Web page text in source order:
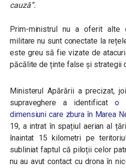
cauză”.
Prim-ministrul nu a oferit alte
militare nu sunt conectate la
este greu să fie vizate de
păcălite de ținte false și strategii
Ministerul Apărării a precizat,
supraveghere a identificat o
dimensiuni care zbura în Marea
19, a intrat în spațiul aerian al
înaintat 15 kilometri pe
subliniat faptul că piloții celor
nu au avut contact cu drona în